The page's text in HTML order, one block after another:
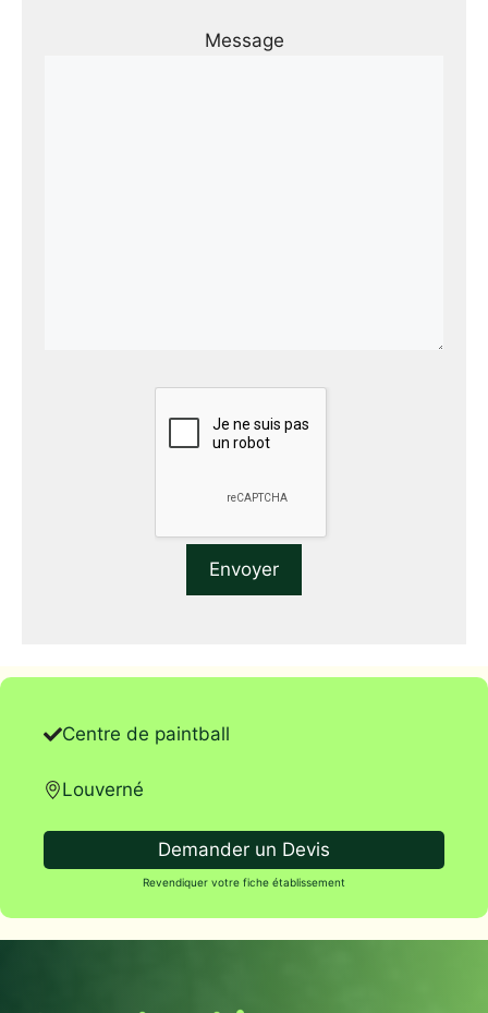
Message
Centre de paintball
Louverné
Demander un Devis
Revendiquer votre fiche établissement